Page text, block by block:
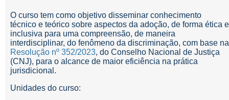
O curso tem como objetivo disseminar conhecimento
técnico e teórico sobre aspectos da adoção, de forma ética e
inclusiva para uma compreensão, de maneira
interdisciplinar, do fenômeno da discriminação, com base na
Resolução nº 352/2023, do Conselho Nacional de Justiça
(CNJ), para o alcance de maior eficiência na prática
jurisdicional.
Unidades do curso: